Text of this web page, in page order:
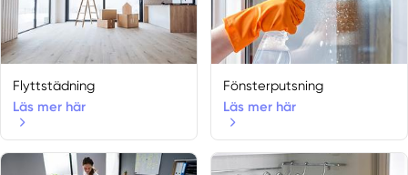
Flyttstädning
Läs mer här
Fönsterputsning
Läs mer här